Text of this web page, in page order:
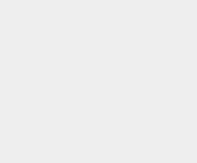
colors schemes that
色。例如，藍色和橘色，或經
法太過單調，可以利用亮色、
色。